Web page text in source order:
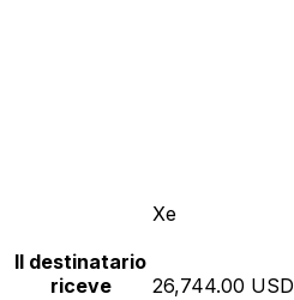
Xe
Il destinatario
riceve
26,744.00 USD